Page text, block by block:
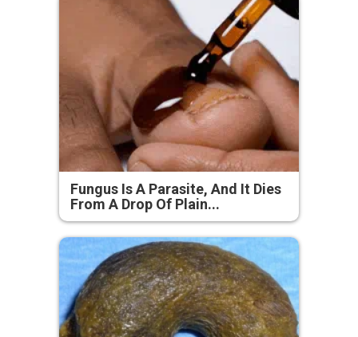
Fungus Is A Parasite, And It Dies
From A Drop Of Plain...